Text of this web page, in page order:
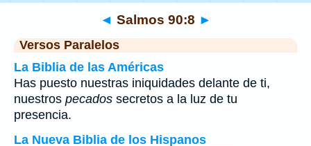
◄ Salmos 90:8 ►
Versos Paralelos
La Biblia de las Américas
Has puesto nuestras iniquidades delante de ti,
nuestros pecados secretos a la luz de tu
presencia.
La Nueva Biblia de los Hispanos